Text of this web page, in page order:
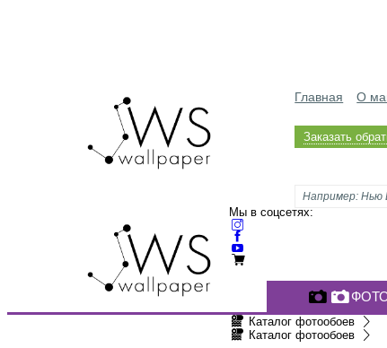
Главная О
Заказать
Мы в соцсетях:
Каталог фотообоев
Каталог фотообоев